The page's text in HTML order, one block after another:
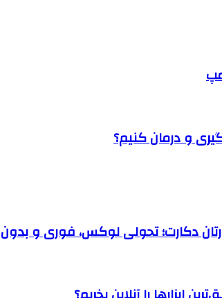
و درمان کنیم؟
دکارت؛ تحولی لوکس، فوری و